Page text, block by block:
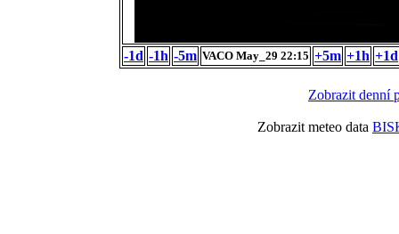
-1d -1h -5m VACO May_29 22:15 +5m +1h +1d
Zobrazit denní
Zobrazit meteo data